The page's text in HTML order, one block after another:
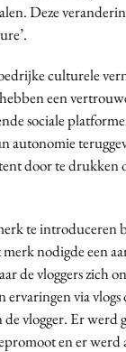
Deze
culturele
een
sociale
autonomie
door te drukken
te
nodigde een
de vloggers zich
via
vlogger. Er werd
en er werd